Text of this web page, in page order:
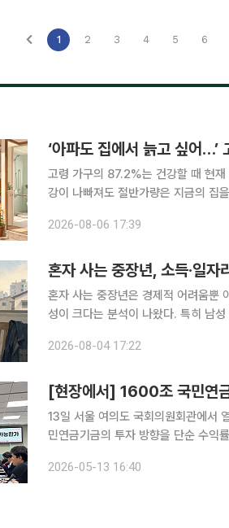
1 2 3 4 5 6
‘아파도 집에서 늙고 싶어
고령 가구의 87.2%는 건강할 때 현
강이 나빠져도 절반가량은 지금의 집
처, 방문 돌봄까지 연결하는 주거 지
2026-08-06 17:39
혼자 사는 중장년, 소득·일자
혼자 사는 중장년은 경제적 어려움뿐
성이 크다는 분석이 나왔다. 특히 남성
발간하는 학술지 ‘보건사회연구’에 게
2026-08-04 17:22
[현장에서] 1600조 국민연
13일 서울 여의도 국회의원회관에서
민연금기금의 투자 방향을 단순 수익
2026-05-13 16:40